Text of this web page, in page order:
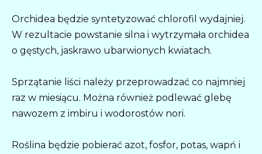
Orchidea będzie syntetyzować chlorofil wydajniej.
W rezultacie powstanie silna i wytrzymała orchidea
o gęstych, jaskrawo ubarwionych kwiatach.
Sprzątanie liści należy przeprowadzać co najmniej
raz w miesiącu. Można również podlewać glebę
nawozem z imbiru i wodorostów nori.
Roślina będzie pobierać azot, fosfor, potas, wapń i